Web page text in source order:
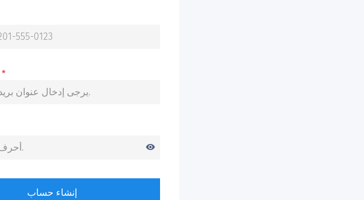
*
visibility
إنشاء حساب